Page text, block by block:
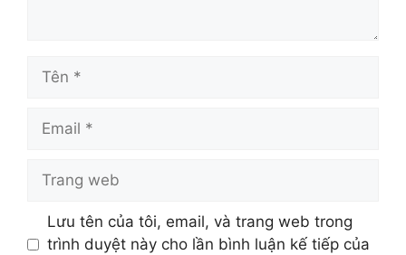
Tên
Email
Trang
Lưu tên của tôi, email, và trang web trong
trình duyệt này cho lần bình luận kế tiếp của